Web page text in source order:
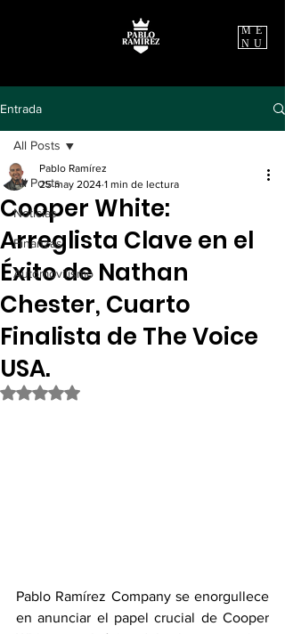
ME
NU
Entrada
All Posts
Noticias
Finanzas
Automovilismo
All Posts
Cooper White:
Arreglista Clave en el
Éxito de Nathan
Chester, Cuarto
Finalista de The Voice
USA.
Pablo Ramírez
25 may 2024 1 min de lectura
Obtuvo NaN de 5 estrellas.
Pablo Ramírez Company se enorgullece
en anunciar el papel crucial de Cooper